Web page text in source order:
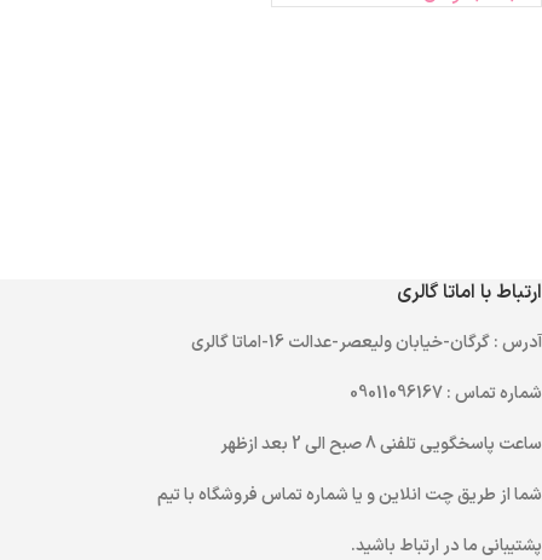
ارتباط با اماتا گالری
آدرس: گرگان-خیابان ولیعصر-عدالت 16-اماتا گالری
شماره تماس: 09011096167
ساعت پاسخگویی تلفنی
شما از طریقچت انلاینو یاشماره تماسفروشگاه با تیم
پشتیبانی ما در ارتباط باشید.